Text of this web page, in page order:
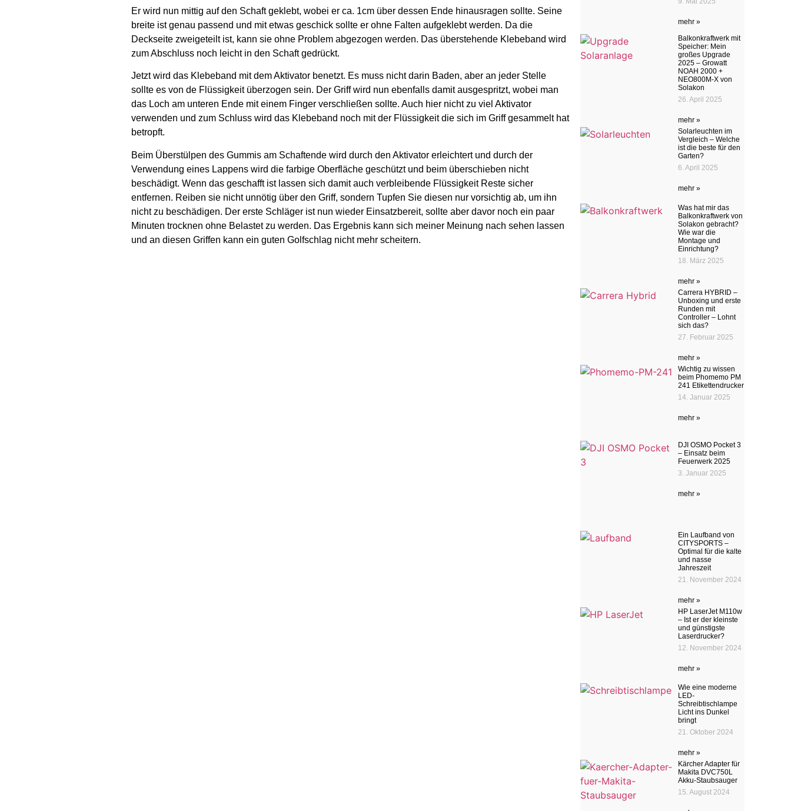
Er wird nun mittig auf den Schaft geklebt, wobei er ca. 1cm über dessen Ende hinausragen sollte. Seine
breite ist genau passend und mit etwas geschick sollte er ohne Falten aufgeklebt werden. Da die
Deckseite zweigeteilt ist, kann sie ohne Problem abgezogen werden. Das überstehende Klebeband wird
zum Abschluss noch leicht in den Schaft gedrückt.
Jetzt wird das Klebeband mit dem Aktivator benetzt. Es muss nicht darin Baden, aber an jeder Stelle
sollte es von de Flüssigkeit überzogen sein. Der Griff wird nun ebenfalls damit ausgespritzt, wobei man
das Loch am unteren Ende mit einem Finger verschließen sollte. Auch hier nicht zu viel Aktivator
verwenden und zum Schluss wird das Klebeband noch mit der Flüssigkeit die sich im Griff gesammelt hat
betropft.
Beim Überstülpen des Gummis am Schaftende wird durch den Aktivator erleichtert und durch der
Verwendung eines Lappens wird die farbige Oberfläche geschützt und beim überschieben nicht
beschädigt. Wenn das geschafft ist lassen sich damit auch verbleibende Flüssigkeit Reste sicher
entfernen. Reiben sie nicht unnötig über den Griff, sondern Tupfen Sie diesen nur vorsichtig ab, um ihn
nicht zu beschädigen. Der erste Schläger ist nun wieder Einsatzbereit, sollte aber davor noch ein paar
Minuten trocknen ohne Belastet zu werden. Das Ergebnis kann sich meiner Meinung nach sehen lassen
und an diesen Griffen kann ein guten Golfschlag nicht mehr scheitern.
mehr »
Balkonkraftwerk mit
Speicher: Mein
großes Upgrade
2025 – Growatt
NOAH 2000 +
NEO800M-X von
Solakon
26. April 2025
mehr »
Solarleuchten im
Vergleich – Welche
ist die beste für den
Garten?
6. April 2025
mehr »
Was hat mir das
Balkonkraftwerk von
Solakon gebracht?
Wie war die
Montage und
Einrichtung?
18. März 2025
mehr »
Carrera HYBRID –
Unboxing und erste
Runden mit
Controller – Lohnt
sich das?
27. Februar 2025
mehr »
Wichtig zu wissen
beim Phomemo PM
241 Etikettendrucker
14. Januar 2025
mehr »
DJI OSMO Pocket 3
– Einsatz beim
Feuerwerk 2025
3. Januar 2025
mehr »
Ein Laufband von
CITYSPORTS –
Optimal für die kalte
und nasse
Jahreszeit
21. November 2024
mehr »
HP LaserJet M110w
– Ist er der kleinste
und günstigste
Laserdrucker?
12. November 2024
mehr »
Wie eine moderne
LED-
Schreibtischlampe
Licht ins Dunkel
bringt
21. Oktober 2024
mehr »
Kärcher Adapter für
Makita DVC750L
Akku-Staubsauger
15. August 2024